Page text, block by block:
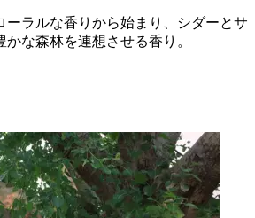
ーラルな香りから始まり、シダーとサ
な森林を連想させる香り。